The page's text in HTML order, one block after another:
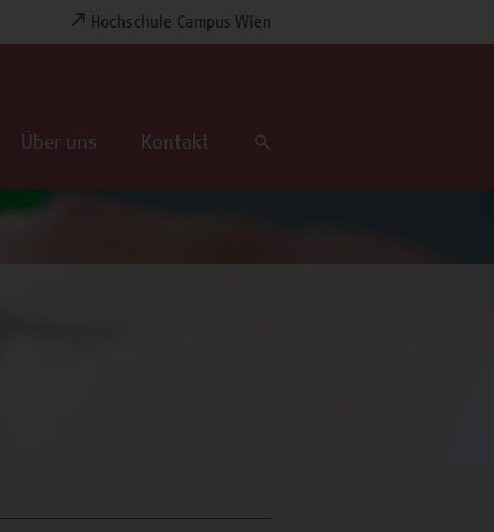
Hochschule Campus Wien
Über uns Kontakt